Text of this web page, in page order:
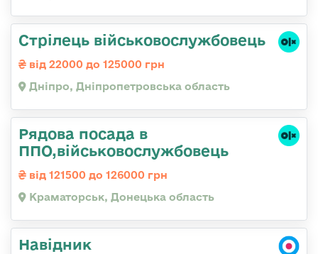
Стрілець військовослужбовець
від 22000 до 125000 грн
Дніпро, Дніпропетровська область
Рядова посада в
ППО,військовослужбовець
від 121500 до 126000 грн
Краматорськ, Донецька область
Навідник